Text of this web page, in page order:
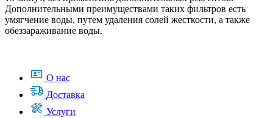
Дополнительными преимуществами таких фильтров есть
умягчение воды, путем удаления солей жесткости, а также
обеззараживание воды.
О нас
Доставка
Услуги